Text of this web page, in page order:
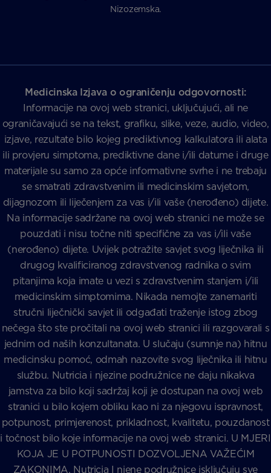
Nizozemska.
Medicinska Izjava o ograničenju odgovornosti:
Informacije na ovoj web stranici, uključujući, ali ne
ograničavajući se na tekst, grafiku, slike, veze, audio, video,
izjave, rezultate bilo kojeg prediktivnog kalkulatora ili alata
ili provjeru simptoma, prediktivne dane i/ili datume i druge
materijale su samo za opće informativne svrhe i ne trebaju
se smatrati zdravstvenim ili medicinskim savjetom,
dijagnozom ili liječenjem za vas i/ili vaše (nerođeno) dijete.
Na informacije sadržane na ovoj web stranici ne može se
pouzdati i nisu točne niti specifične za vas i/ili vaše
(nerođeno) dijete. Uvijek potražite savjet svog liječnika ili
drugog kvalificiranog zdravstvenog radnika o svim
pitanjima koja imate u vezi s zdravstvenim stanjem i/ili
medicinskim simptomima. Nikada nemojte zanemariti
stručni liječnički savjet ili odgađati traženje istog zbog
nečega što ste pročitali na ovoj web stranici ili razgovarali s
jednim od naših konzultanata. U slučaju (sumnje na) hitnu
medicinsku pomoć, odmah nazovite svog liječnika ili hitnu
službu. Nutricia i njezine podružnice ne daju nikakva
jamstva za bilo koji sadržaj koji je dostupan na ovoj web
stranici u bilo kojem obliku kao ni za njegovu ispravnost,
potpunost, primjerenost, prikladnost, kvalitetu, pouzdanost
i točnost bilo koje informacije na ovoj web stranici. U MJERI
KOJA JE U POTPUNOSTI DOZVOLJENA VAŽEĆIM
ZAKONIMA, Nutricia I njene podružnice isključuju sve